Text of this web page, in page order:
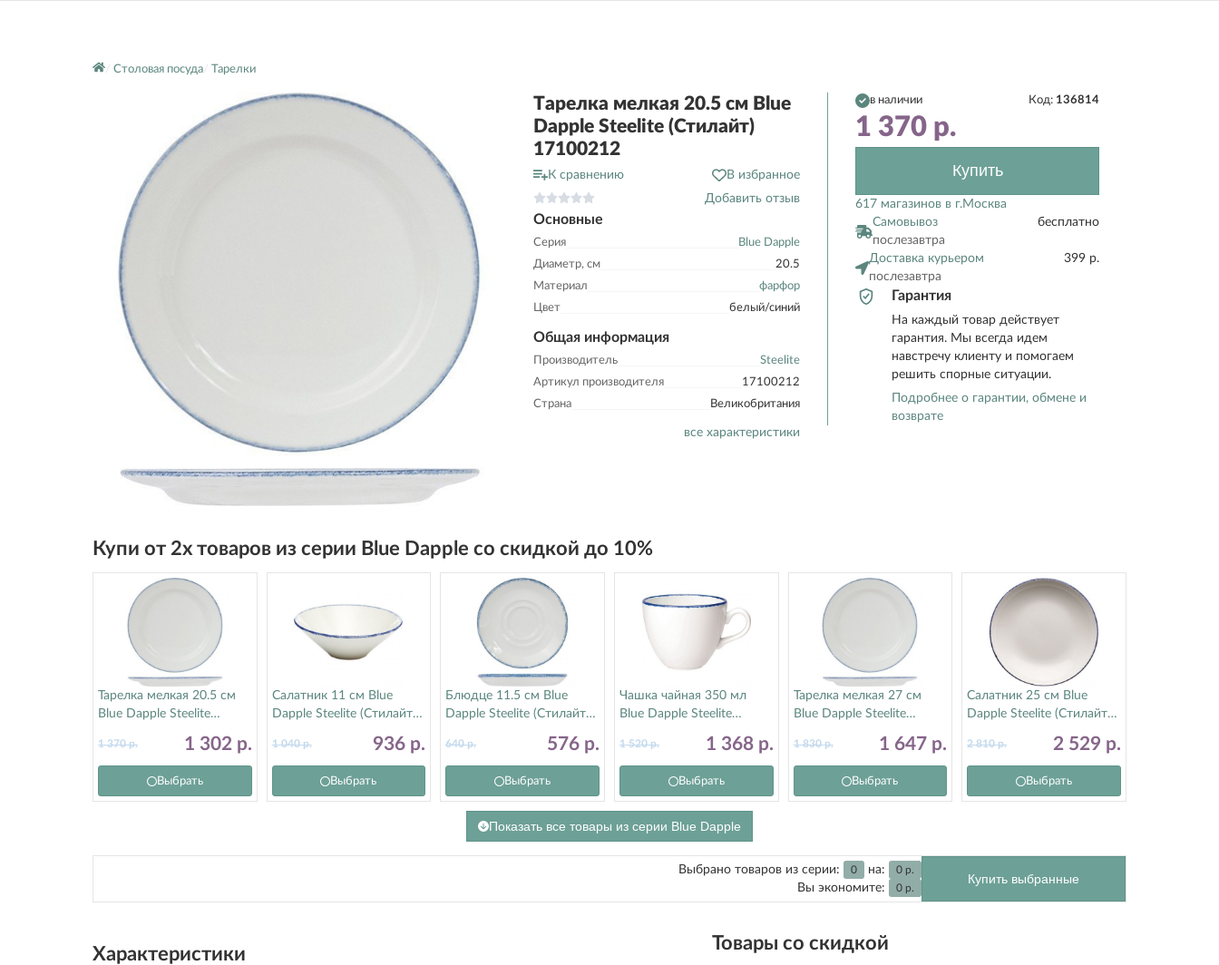
Столовая посуда Тарелки
Тарелка мелкая 20.5 см Blue
Dapple Steelite (Стилайт)
17100212
К сравнению
В избранное
Добавить отзыв
Основные
Серия
Blue Dapple
Диаметр, см
20.5
Материал
фарфор
Цвет
белый/синий
Общая информация
Производитель
Steelite
Артикул производителя
17100212
Страна
Великобритания
все характеристики
в наличии Код: 136814
1 370 р.
Купить
617 магазинов в г.Москва
Самовывоз
послезавтра
бесплатно
Доставка курьером
послезавтра
399 р.
Гарантия
На каждый товар действует
гарантия. Мы всегда идем
навстречу клиенту и помогаем
решить спорные ситуации.
Подробнее о гарантии, обмене и
возврате
Купи от 2х товаров из серии Blue Dapple со скидкой до 10%
Тарелка мелкая 20.5 см
Blue Dapple Steelite
1 302 р.
1 370р.
Выбрать
Салатник 11 см Blue
Dapple Steelite (Стилайт)
936 р.
1 040р.
Выбрать
Блюдце 11.5 см Blue
Dapple Steelite (Стилайт)
576 р.
640р.
Выбрать
Чашка чайная 350 мл
Blue Dapple Steelite
1 368 р.
1 520р.
Выбрать
Тарелка мелкая 27 см
Blue Dapple Steelite
1 647 р.
1 830р.
Выбрать
Салатник 25 см Blue
Dapple Steelite (Стилайт)
2 529 р.
2 810р.
Выбрать
Показать все товары из серии Blue Dapple
Выбрано товаров из серии: 0 на: 0 р.
Вы экономите: 0 р.
Купить выбранные
Характеристики
Товары со скидкой